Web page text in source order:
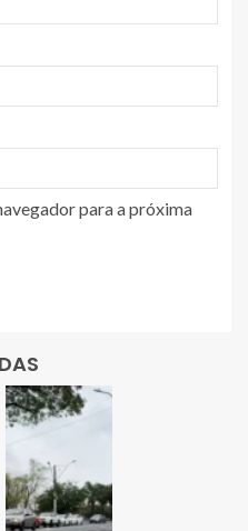
para a próxima